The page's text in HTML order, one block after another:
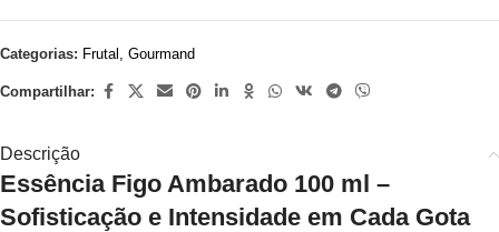
Categorias: Frutal , Gourmand
Compartilhar:
Descrição
Essência Figo Ambarado 100 ml –
Sofisticação e Intensidade em Cada Gota